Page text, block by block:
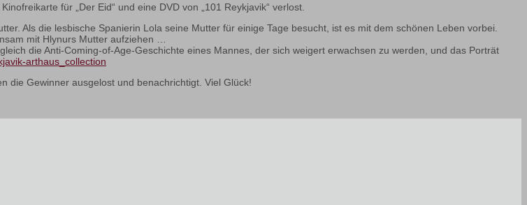
für „Der Eid“ und eine DVD von „101 Reykjavik“ verlost.
Als die lesbische Spanierin Lola seine Mutter für einige Tage besucht, ist es mit dem schönen Leben vorbei.
mit Hlynurs Mutter aufziehen …
die Anti-Coming-of-Age-Geschichte eines Mannes, der sich weigert erwachsen zu werden, und das Porträt
arthaus_collection
die Gewinner ausgelost und benachrichtigt. Viel Glück!